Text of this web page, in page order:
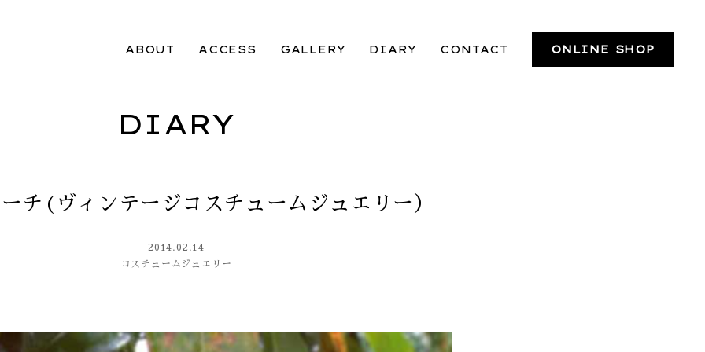
ABOUT ACCESS GALLERY DIARY CONTACT ONLINE SHOP
DIARY
チ(ヴィンテージコスチュームジュエリー）
2014.02.14
コスチュームジュエリー